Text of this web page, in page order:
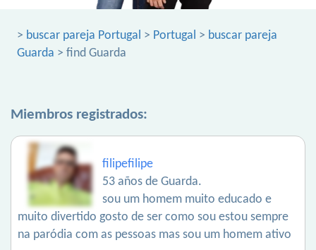
> buscar pareja Portugal > Portugal > buscar pareja
Guarda > find Guarda
Miembros registrados:
filipefilipe
53 años de Guarda.
sou um homem muito educado e
muito divertido gosto de ser como sou estou sempre
na paródia com as pessoas mas sou um homem ativo